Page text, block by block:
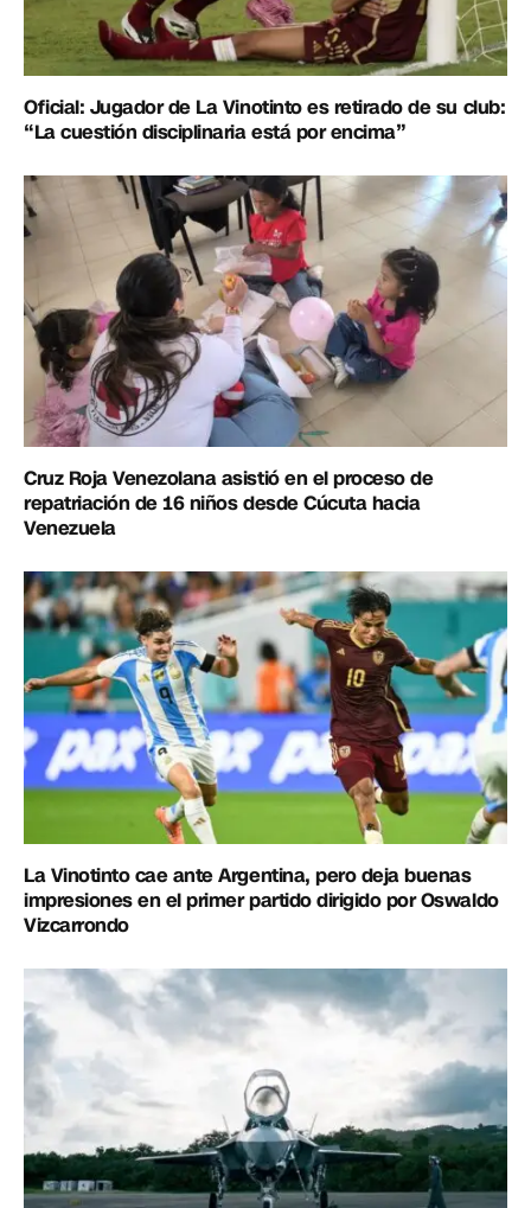
Oficial: Jugador de La Vinotinto es retirado de su club:
“La cuestión disciplinaria está por encima”
Cruz Roja Venezolana asistió en el proceso de
repatriación de 16 niños desde Cúcuta hacia
Venezuela
La Vinotinto cae ante Argentina, pero deja buenas
impresiones en el primer partido dirigido por Oswaldo
Vizcarrondo